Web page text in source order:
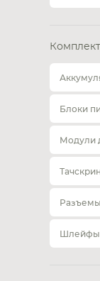
Блоки
Модули
Шлейфы